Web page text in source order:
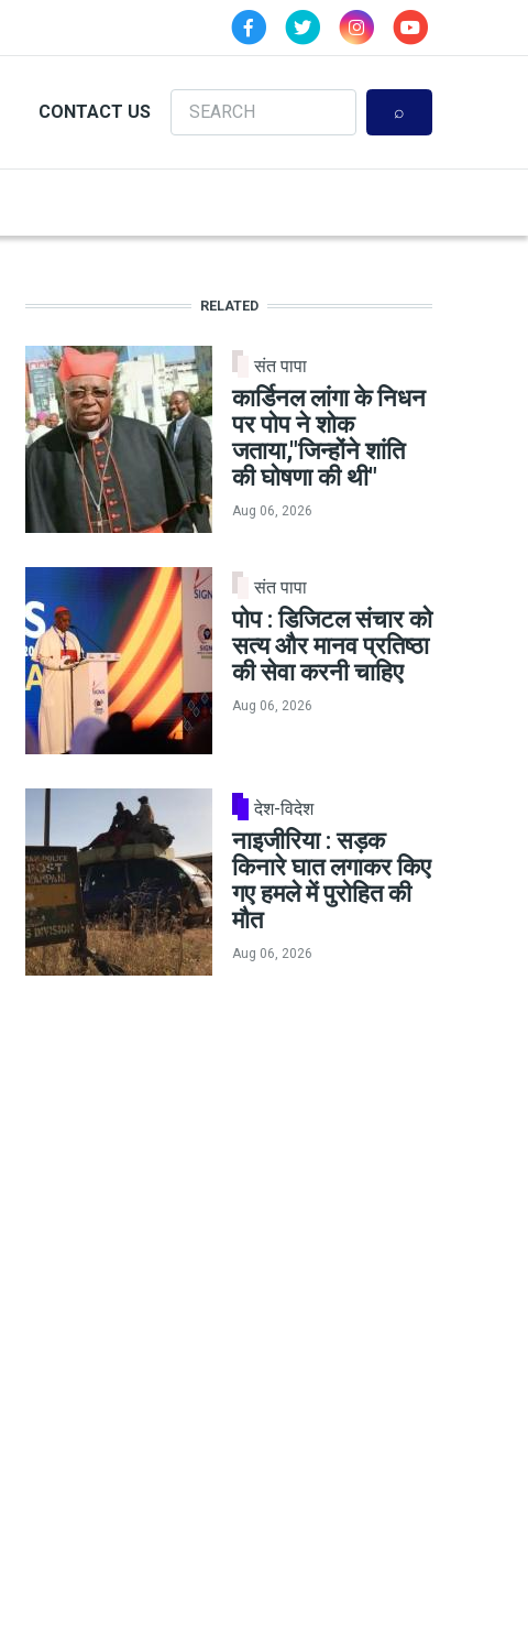
CONTACT US
Search
RELATED
संत पापा
कार्डिनल लांगा के निधन
पर पोप ने शोक
जताया,"जिन्होंने शांति
की घोषणा की थी"
Aug 06, 2026
संत पापा
पोप : डिजिटल संचार को
सत्य और मानव प्रतिष्ठा
की सेवा करनी चाहिए
Aug 06, 2026
देश-विदेश
नाइजीरिया : सड़क
किनारे घात लगाकर किए
गए हमले में पुरोहित की
मौत
Aug 06, 2026